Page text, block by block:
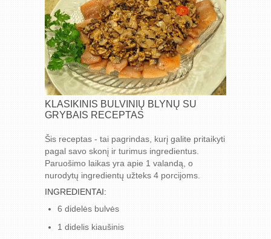
KLASIKINIS BULVINIŲ BLYNŲ SU
GRYBAIS RECEPTAS
Šis receptas - tai pagrindas, kurį galite pritaikyti
pagal savo skonį ir turimus ingredientus.
Paruošimo laikas yra apie 1 valandą, o
nurodytų ingredientų užteks 4 porcijoms.
INGREDIENTAI:
6 didelės bulvės
1 didelis kiaušinis